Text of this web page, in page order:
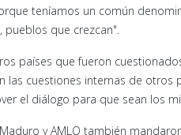
teníamos un común
que crezcan".
países que fueron
las cuestiones internas de
el diálogo para que sean los
y AMLO también